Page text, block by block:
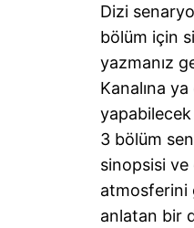
Dizi
bölüm için
yazmanız
Kanalına
3 bölüm
sinopsisi
atmosferini
anlatan bir